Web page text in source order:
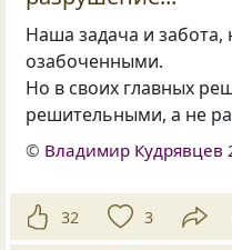
Наша задача и
озабоченными.
Но в своих главных
решительными, а не
© Владимир Кудрявцев
32 3